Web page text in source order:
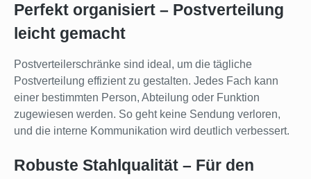
Perfekt organisiert – Postverteilung
leicht gemacht
Postverteilerschränke sind ideal, um die tägliche
Postverteilung effizient zu gestalten. Jedes Fach kann
einer bestimmten Person, Abteilung oder Funktion
zugewiesen werden. So geht keine Sendung verloren,
und die interne Kommunikation wird deutlich verbessert.
Robuste Stahlqualität – Für den